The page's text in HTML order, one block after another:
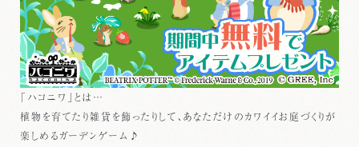
「ハコニワ」とは…
植物を育てたり雑貨を飾ったりして、あなただけのカワイイお庭づくりが
楽しめるガーデンゲーム♪